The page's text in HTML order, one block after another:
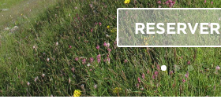
RESERVER